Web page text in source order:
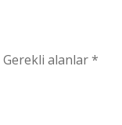
Gerekli alanlar*